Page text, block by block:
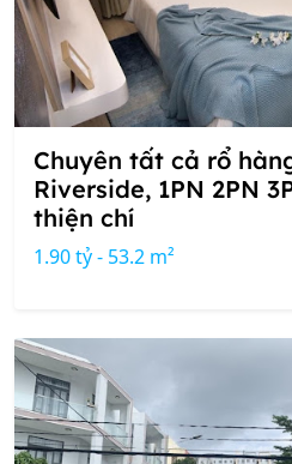
Chuyên tất cả rổ
Riverside, 1PN 2PN
thiện chí
1.90 tỷ - 53.2 m²